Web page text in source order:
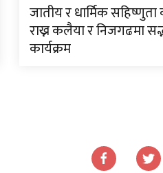
जातीय र धार्मिक
राख्न कलैया र निजगढमा
कार्यक्रम